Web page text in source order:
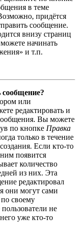
в теме
придётся
сообщение.
внизу страниц
начинать
и т.п.
или
редактировать и
Вы можете
по кнопке Правка
только в течение
Если кто-то
появится
количество
из них. Эта
редактировал
они могут сами
своему
не
уже кто-то